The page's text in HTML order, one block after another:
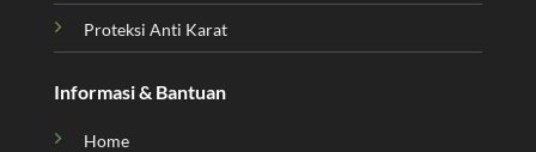
Proteksi Anti Karat
Informasi & Bantuan
Home